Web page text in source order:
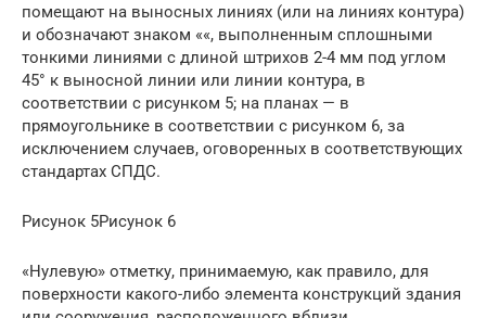
помещают на выносных линиях (или на линиях контура)
и обозначают знаком ««, выполненным сплошными
тонкими линиями с длиной штрихов 2-4 мм под углом
45° к выносной линии или линии контура, в
соответствии с рисунком 5; на планах — в
прямоугольнике в соответствии с рисунком 6, за
исключением случаев, оговоренных в соответствующих
стандартах СПДС.
Рисунок 5Рисунок 6
«Нулевую» отметку, принимаемую, как правило, для
поверхности какого-либо элемента конструкций здания